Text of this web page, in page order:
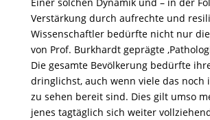
Einer solchen Dynamik und – in der
Verstärkung durch aufrechte und
Wissenschaftler bedürfte nicht nur
von Prof. Burkhardt geprägte
Die gesamte Bevölkerung bedürfte
dringlichst, auch wenn viele das noch
zu sehen bereit sind. Dies gilt umso
jenes tagtäglich sich weiter